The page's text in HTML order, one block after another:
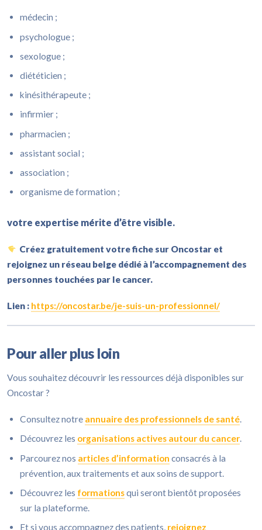
médecin ;
psychologue ;
sexologue ;
diététicien ;
kinésithérapeute ;
infirmier ;
pharmacien ;
assistant social ;
association ;
organisme de formation ;
votre expertise mérite d’être visible.
Créez gratuitement votre fiche sur Oncostar et
rejoignez un réseau belge dédié à l’accompagnement des
personnes touchées par le cancer.
Lien : https://oncostar.be/je-suis-un-professionnel/
Pour aller plus loin
Vous souhaitez découvrir les ressources déjà disponibles sur
Oncostar ?
Consultez notre annuaire des professionnels de santé.
Découvrez les organisations actives autour du cancer.
Parcourez nos articles d’information consacrés à la
prévention, aux traitements et aux soins de support.
Découvrez les formationsqui seront bientôt proposées
sur la plateforme.
Et si vous accompagnez des patients, rejoignez